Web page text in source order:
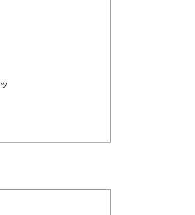
しの効く1枚です⭐️ ご自宅